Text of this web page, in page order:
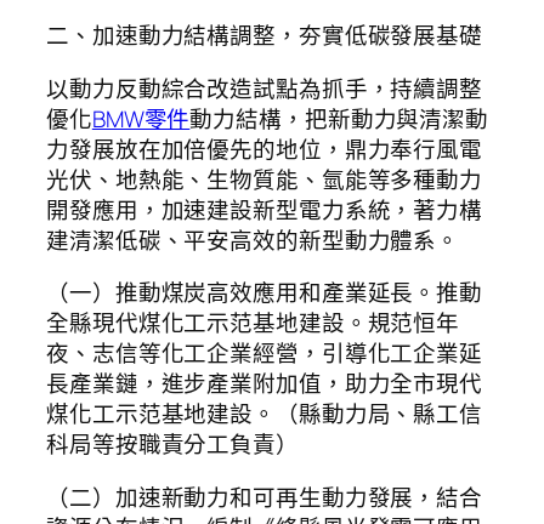
二、加速動力結構調整，夯實低碳發展基礎
以動力反動綜合改造試點為抓手，持續調整
優化BMW零件動力結構，把新動力與清潔動
力發展放在加倍優先的地位，鼎力奉行風電
光伏、地熱能、生物質能、氫能等多種動力
開發應用，加速建設新型電力系統，著力構
建清潔低碳、平安高效的新型動力體系。
（一）推動煤炭高效應用和產業延長。推動
全縣現代煤化工示范基地建設。規范恒年
夜、志信等化工企業經營，引導化工企業延
長產業鏈，進步產業附加值，助力全市現代
煤化工示范基地建設。（縣動力局、縣工信
科局等按職責分工負責）
（二）加速新動力和可再生動力發展，結合